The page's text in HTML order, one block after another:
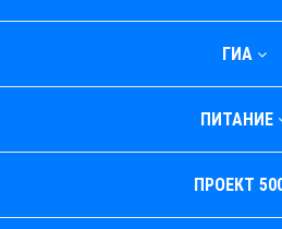
ГИА
ПИТАНИЕ
ПРОЕКТ